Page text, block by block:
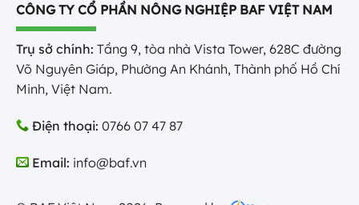
CÔNG TY CỔ PHẦN NÔNG NGHIỆP BAF VIỆT NAM
Trụ sở chính: Tầng 9, tòa nhà Vista Tower, 628C đường
Võ Nguyên Giáp, Phường An Khánh, Thành phố Hồ Chí
Minh, Việt Nam.
Điện thoại: 0766 07 47 87
Email: info@baf.vn